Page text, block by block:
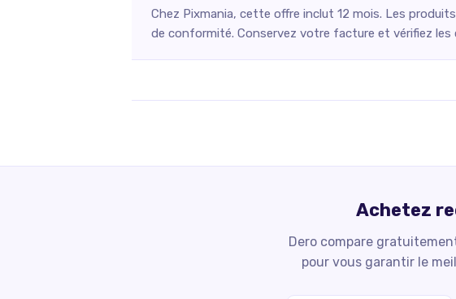
Chez Pixmania, cette offre inclut 12 mois. Les
de conformité. Conservez votre facture et vérifiez
Achetez
Dero compare
pour vous garantir le